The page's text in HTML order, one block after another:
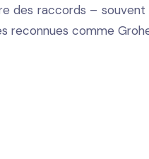
des raccords –
reconnues comme